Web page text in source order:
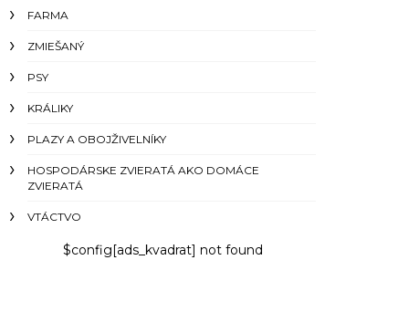
FARMA
ZMIEŠANÝ
PSY
KRÁLIKY
PLAZY A OBOJŽIVELNÍKY
HOSPODÁRSKE ZVIERATÁ AKO DOMÁCE
ZVIERATÁ
VTÁCTVO
$config[ads_kvadrat] not found